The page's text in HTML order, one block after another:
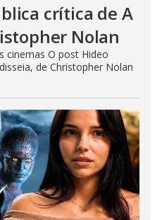
crítica de A
Nolan
cinemas O post Hideo
de Christopher Nolan